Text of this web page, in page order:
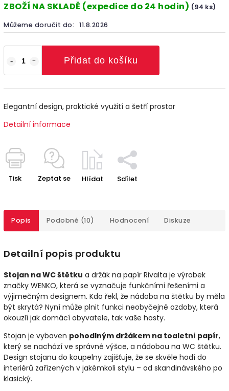
ZBOŽÍ NA SKLADĚ (expedice do 24 hodin) (94 ks)
Můžeme doručit do: 11.8.2026
Přidat do košíku
Elegantní design, praktické využití a šetří prostor
Detailní informace
Tisk Zeptat se Hlídat Sdílet
Popis Podobné (10) Hodnocení Diskuze
Detailní popis produktu
Stojan na WC štětku a držák na papír Rivalta je výrobek
značky WENKO, která se vyznačuje funkčními řešeními a
výjimečným designem. Kdo řekl, že nádoba na štětku by měla
být skrytá? Nyní může plnit funkci neobyčejné ozdoby, která
okouzlí jak domácí obyvatele, tak vaše hosty.
Stojan je vybaven pohodlným držákem na toaletní papír,
který se nachází ve správné výšce, a nádobou na WC štětku.
Design stojanu do koupelny zajišťuje, že se skvěle hodí do
interiérů zařízených v jakémkoli stylu – od skandinávského po
klasický.